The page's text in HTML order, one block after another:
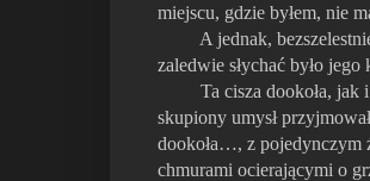
miejscu, gdzie byłem, nie
A jednak, bezszelestnie
zaledwie słychać było jego
Ta cisza dookoła, jak i
skupiony umysł
dookoła…, z pojedynczym
chmurami ocierającymi o